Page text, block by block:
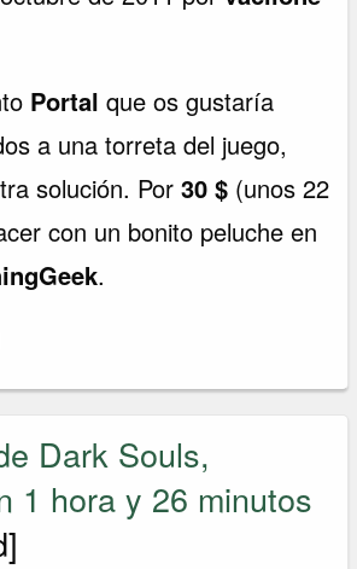
Portalque os gustaría
a una torreta del juego,
solución. Por 30 $ (unos 22
con un bonito peluche en
.
Dark Souls,
1 hora y 26 minutos